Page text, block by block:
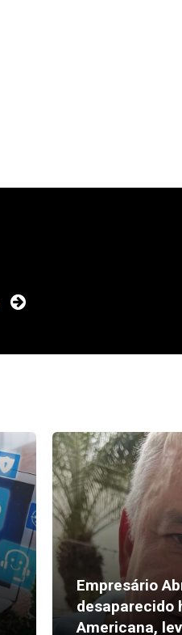
Empresário
desaparecido
Americana,